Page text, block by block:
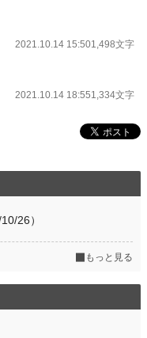
2021.10.14 15:501,498文字
2021.10.14 18:551,334文字
26）
もっと見る